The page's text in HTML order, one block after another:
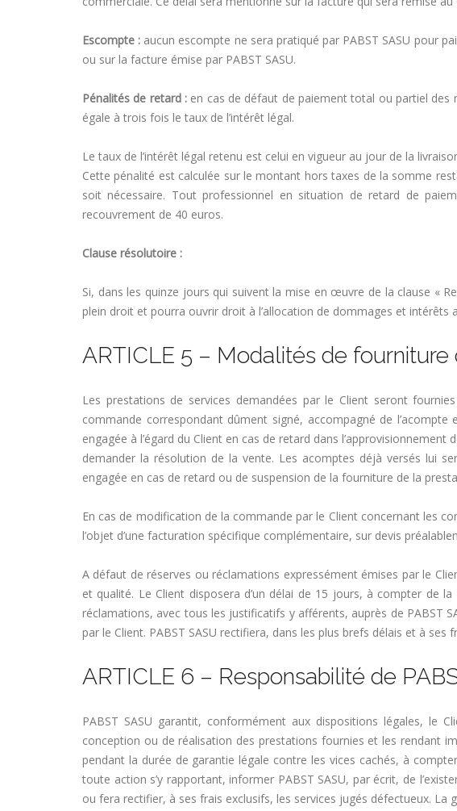
Escompte : aucun escompte ne sera pratiqué par PABST SASU pour
ou sur la facture émise par PABST SASU.
Pénalités de retard : en cas de défaut de paiement total ou partiel des
égale à trois fois le taux de l’intérêt légal.
Le taux de l’intérêt légal retenu est celui en vigueur au jour de la
Cette pénalité est calculée sur le montant hors taxes de la somme
soit nécessaire. Tout professionnel en situation de retard de
recouvrement de 40 euros.
Clause résolutoire :
Si, dans les quinze jours qui suivent la mise en œuvre de la clause «
plein droit et pourra ouvrir droit à l’allocation de dommages et intérêts
ARTICLE 5 – Modalités de fourniture
Les prestations de services demandées par le Client seront
commande correspondant dûment signé, accompagné de
engagée à l’égard du Client en cas de retard dans
demander la résolution de la vente. Les acomptes déjà versés lui
engagée en cas de retard ou de suspension de la fourniture de la
En cas de modification de la commande par le Client concernant les
l’objet d’une facturation spécifique complémentaire, sur devis
A défaut de réserves ou réclamations expressément émises par le
et qualité. Le Client disposera d’un délai de 15 jours, à compter de
réclamations, avec tous les justificatifs y afférents, auprès de PABST
par le Client. PABST SASU rectifiera, dans les plus brefs délais et à
ARTICLE 6 – Responsabilité de
PABST SASU garantit, conformément aux dispositions légales,
conception ou de réalisation des prestations fournies et les rendant
pendant la durée de garantie légale contre les vices cachés, à
toute action s’y rapportant, informer PABST SASU, par écrit, de
ou fera rectifier, à ses frais exclusifs, les services jugés défectueux.